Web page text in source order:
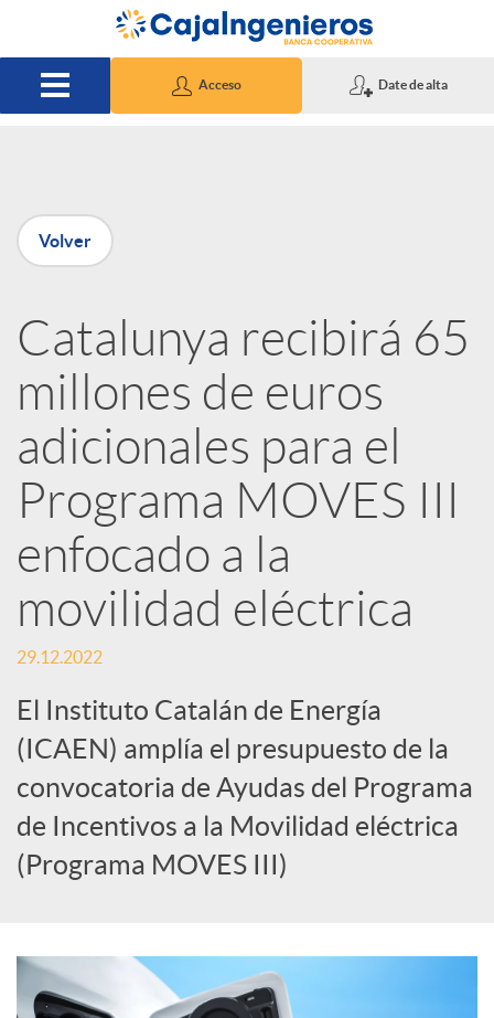
Saltar al contenido principal
Acceso Date de alta
P
u
b
l
i
c
a
d
o
r
e
Volver
Catalunya recibirá 65
millones de euros
adicionales para el
Programa MOVES III
enfocado a la
movilidad eléctrica
29.12.2022
El Instituto Catalán de Energía
(ICAEN) amplía el presupuesto de la
convocatoria de Ayudas del Programa
de Incentivos a la Movilidad eléctrica
(Programa MOVES III)